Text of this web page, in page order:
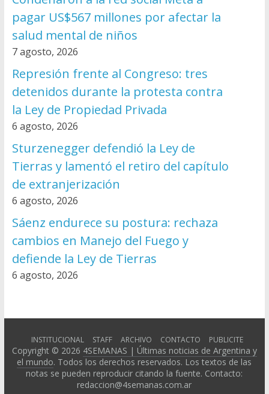
pagar US$567 millones por afectar la
salud mental de niños
7 agosto, 2026
Represión frente al Congreso: tres
detenidos durante la protesta contra
la Ley de Propiedad Privada
6 agosto, 2026
Sturzenegger defendió la Ley de
Tierras y lamentó el retiro del capítulo
de extranjerización
6 agosto, 2026
Sáenz endurece su postura: rechaza
cambios en Manejo del Fuego y
defiende la Ley de Tierras
6 agosto, 2026
INSTITUCIONAL STAFF ARCHIVO CONTACTO PUBLICITE
Copyright © 2026 4SEMANAS | Últimas noticias de Argentina y
el mundo. Todos los derechos reservados. Los textos de las
notas se pueden reproducir citando la fuente. Contacto:
redaccion@4semanas.com.ar